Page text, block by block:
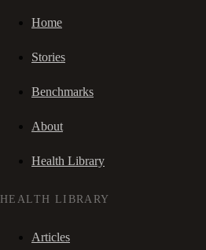
Home
Stories
Benchmarks
About
Health Library
HEALTH LIBRARY
Articles